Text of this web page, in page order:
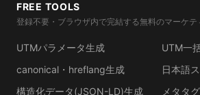
FREE TOOLS
登録不要・ブラウザ内で完結する無料のマーケテ
UTMパラメータ生成
UTM一
canonical・hreflang生成
日本語
構造化データ(JSON-LD)生成
メタタ